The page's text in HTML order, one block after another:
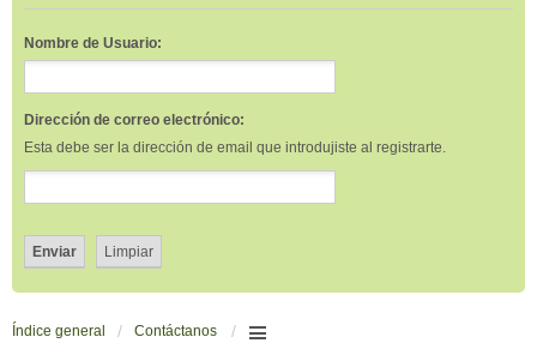
Nombre de Usuario:
Dirección de correo electrónico:
Esta debe ser la dirección de email que introdujiste al registrarte.
Índice general Contáctanos